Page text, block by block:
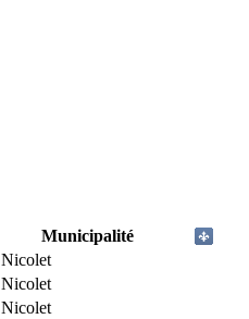
Municipalité
Nicolet
Nicolet
Nicolet